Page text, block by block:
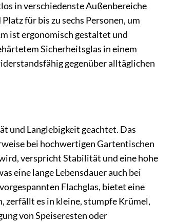
in verschiedenste Außenbereiche
für bis zu sechs Personen, um
ist ergonomisch gestaltet und
Sicherheitsglas in einem
gegenüber alltäglichen
und Langlebigkeit geachtet. Das
bei hochwertigen Gartentischen
verspricht Stabilität und eine hohe
eine lange Lebensdauer auch bei
Flachglas, bietet eine
zerfällt es in kleine, stumpfe Krümel,
von Speiseresten oder